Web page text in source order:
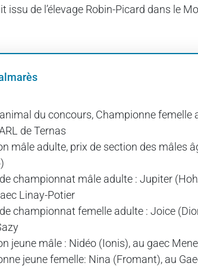
issu de l’élevage Robin-Picard dans le
du concours, Championne femelle
de Ternas
mâle adulte, prix de section des mâles
championnat mâle adulte : Jupiter
Linay-Potier
championnat femelle adulte : Joice
jeune mâle : Nidéo (Ionis), au gaec
jeune femelle: Nina (Fromant), au